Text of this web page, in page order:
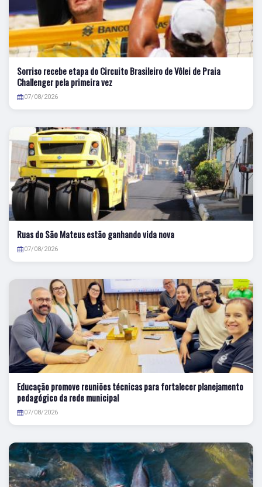
Sorriso recebe etapa do Circuito Brasileiro de Vôlei de Praia
Challenger pela primeira vez
07/08/2026
Ruas do São Mateus estão ganhando vida nova
07/08/2026
Educação promove reuniões técnicas para fortalecer planejamento
pedagógico da rede municipal
07/08/2026